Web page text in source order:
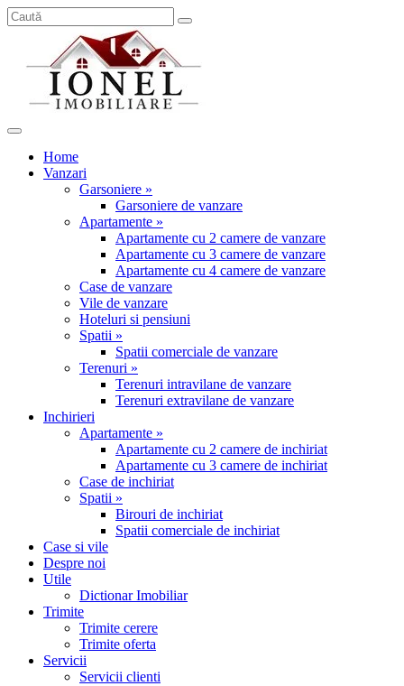
Home
Vanzari
Garsoniere »
Garsoniere de vanzare
Apartamente »
Apartamente cu 2 camere de vanzare
Apartamente cu 3 camere de vanzare
Apartamente cu 4 camere de vanzare
Case de vanzare
Vile de vanzare
Hoteluri si pensiuni
Spatii »
Spatii comerciale de vanzare
Terenuri »
Terenuri intravilane de vanzare
Terenuri extravilane de vanzare
Inchirieri
Apartamente »
Apartamente cu 2 camere de inchiriat
Apartamente cu 3 camere de inchiriat
Case de inchiriat
Spatii »
Birouri de inchiriat
Spatii comerciale de inchiriat
Case si vile
Despre noi
Utile
Dictionar Imobiliar
Trimite
Trimite cerere
Trimite oferta
Servicii
Servicii clienti